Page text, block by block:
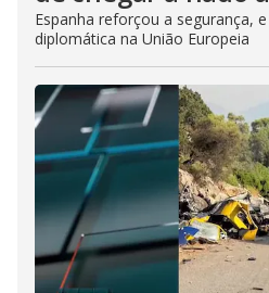
Espanha reforçou a segurança,
diplomática na União Europeia